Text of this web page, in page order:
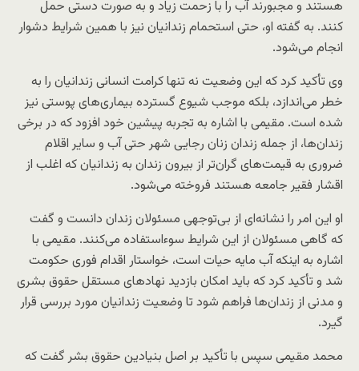
هستند و مجبورند آب را با زحمت زیاد و به صورت دستی حمل
کنند. به گفته او، حتی استحمام زندانیان نیز با همین شرایط دشوار
انجام می‌شود.
وی تأکید کرد که این وضعیت نه تنها کرامت انسانی زندانیان را به
خطر می‌اندازد، بلکه موجب شیوع گسترده بیماری‌های پوستی نیز
شده است. مقیمی با اشاره به تجربه پیشین خود افزود که در برخی
زندان‌ها، از جمله زندان زنان رجایی شهر حتی آب و سایر اقلام
ضروری به قیمت‌های گران‌تر از بیرون زندان به زندانیان که اغلب از
اقشار فقیر جامعه هستند فروخته می‌شود.
او این امر را نشانه‌ای از بی‌توجهی مسئولان زندان دانست و گفت
که گاهی مسئولان از این شرایط سوءاستفاده می‌کنند. مقیمی با
اشاره به اینکه آب مایه حیات است، خواستار اقدام فوری حکومت
شد و تأکید کرد که باید امکان بازدید نهادهای مستقل حقوق بشری
و مدنی از زندان‌ها فراهم شود تا وضعیت زندانیان مورد بررسی قرار
گیرد.
محمد مقیمی سپس با تأکید بر اصل بنیادین حقوق بشر گفت که